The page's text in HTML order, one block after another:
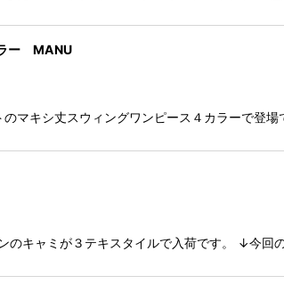
ー MANU
マキシ丈スウィングワンピース４カラーで登
のキャミが３テキスタイルで入荷です。 ↓今回